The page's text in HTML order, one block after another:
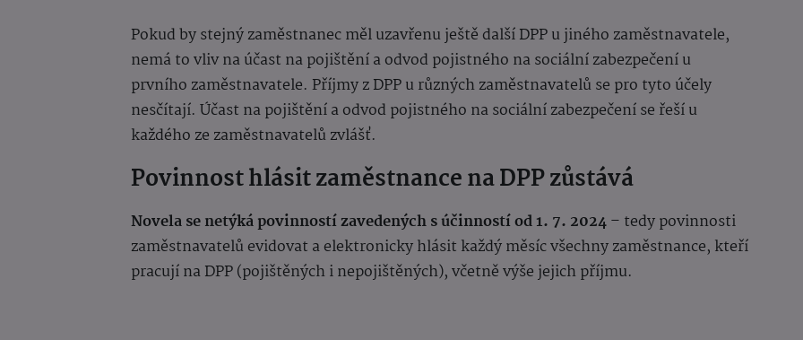
Pokud by stejný zaměstnanec měl uzavřenu ještě další DPP u jiného zaměstnavatele,
nemá to vliv na účast na pojištění a odvod pojistného na sociální zabezpečení u
prvního zaměstnavatele. Příjmy z DPP u různých zaměstnavatelů se pro tyto účely
nesčítají. Účast na pojištění a odvod pojistného na sociální zabezpečení se řeší u
každého ze zaměstnavatelů zvlášť.
Povinnost hlásit zaměstnance na DPP zůstává
Novela se netýká povinností zavedených s účinností od 1. 7. 2024– tedy povinnosti
zaměstnavatelů evidovat a elektronicky hlásit každý měsíc všechny zaměstnance, kteří
pracují na DPP (pojištěných i nepojištěných), včetně výše jejich příjmu.